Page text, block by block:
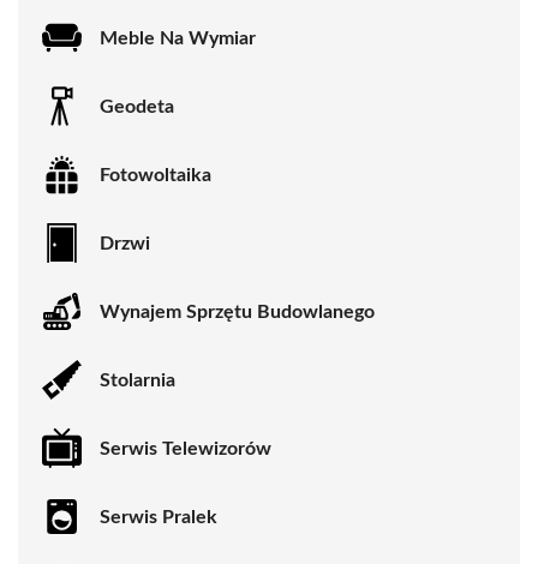
Meble Na Wymiar
Geodeta
Fotowoltaika
Drzwi
Wynajem Sprzętu Budowlanego
Stolarnia
Serwis Telewizorów
Serwis Pralek